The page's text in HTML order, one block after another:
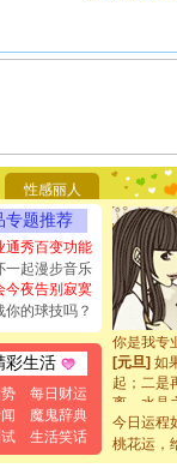
性感丽人
专题推荐
通秀百变功能
一起漫步音乐
今夜告别寂寞
你的球技吗？
生活
每日财运
魔鬼辞典
生活笑话
要平安！
[圣诞节]
能正大光
都要快乐
[圣诞节]
如意,快
[元旦]看
断电。爱
你是我专
[元旦]如
起；二是
离。水晶
泣，这
卖了。水
今日运程
桃花运，